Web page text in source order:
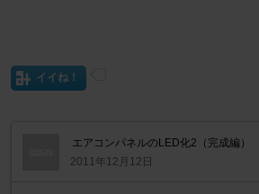
イイね！
エアコンパネルのLED化2（完成編）
2011年12月12日